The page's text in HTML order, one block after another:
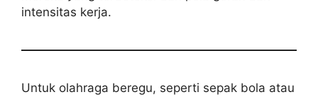
intensitas kerja.
Untuk olahraga beregu, seperti sepak bola atau